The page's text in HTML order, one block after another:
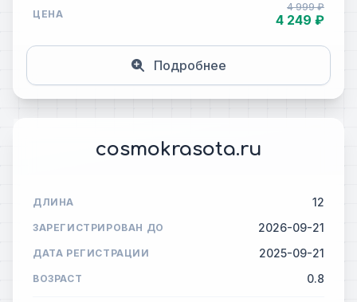
ЦЕНА
4 999 ₽
4 249 ₽
Подробнее
cosmokrasota.ru
ДЛИНА 12
ЗАРЕГИСТРИРОВАН ДО 2026-09-21
ДАТА РЕГИСТРАЦИИ 2025-09-21
ВОЗРАСТ 0.8